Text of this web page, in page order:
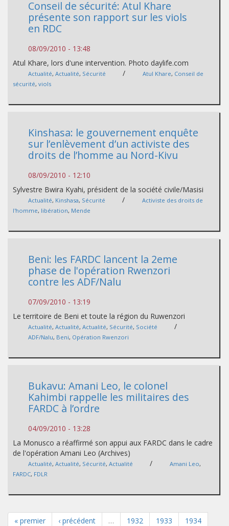
Conseil de sécurité: Atul Khare
présente son rapport sur les viols
en RDC
08/09/2010 - 13:48
Atul Khare, lors d'une intervention. Photo daylife.com
Actualité, Actualité, Sécurité / Atul Khare, Conseil de
sécurité, viols
Kinshasa: le gouvernement enquête
sur l’enlèvement d’un activiste des
droits de l’homme au Nord-Kivu
08/09/2010 - 12:10
Sylvestre Bwira Kyahi, président de la société civile/Masisi
Actualité, Kinshasa, Sécurité /
Activiste des droits de
l'homme, libération, Mende
Beni: les FARDC lancent la 2eme
phase de l'opération Rwenzori
contre les ADF/Nalu
07/09/2010 - 13:19
Le territoire de Beni et toute la région du Ruwenzori
Actualité, Actualité, Actualité, Sécurité, Société /
ADF/Nalu, Beni, Opération Rwenzori
Bukavu: Amani Leo, le colonel
Kahimbi rappelle les militaires des
FARDC à l’ordre
04/09/2010 - 13:28
La Monusco a réaffirmé son appui aux FARDC dans le cadre
de l'opération Amani Leo (Archives)
Actualité, Actualité, Sécurité, Actualité / Amani Leo,
FARDC, FDLR
« premier ‹ précédent … 1932 1933
1934